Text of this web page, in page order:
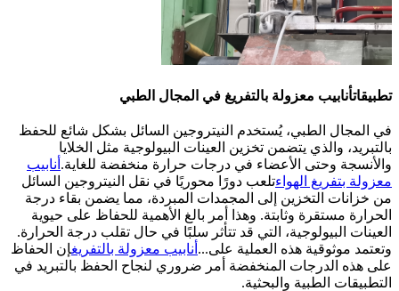
تطبيقاتأنابيب معزولة بالتفريغ في المجال الطبي
في المجال الطبي، يُستخدم النيتروجين السائل بشكل شائع للحفظ
بالتبريد، والذي يتضمن تخزين العينات البيولوجية مثل الخلايا
والأنسجة وحتى الأعضاء في درجات حرارة منخفضة للغاية. أنابيب
معزولة بتفريغ الهواءتلعب دورًا محوريًا في نقل النيتروجين السائل
من خزانات التخزين إلى المجمدات المبردة، مما يضمن بقاء درجة
الحرارة مستقرة وثابتة. وهذا أمر بالغ الأهمية للحفاظ على حيوية
العينات البيولوجية، التي قد تتأثر سلبًا في حال تقلب درجة الحرارة.
وتعتمد موثوقية هذه العملية على... أنابيب معزولة بالتفريغإن الحفاظ
على هذه الدرجات المنخفضة أمر ضروري لنجاح الحفظ بالتبريد في
التطبيقات الطبية والبحثية.